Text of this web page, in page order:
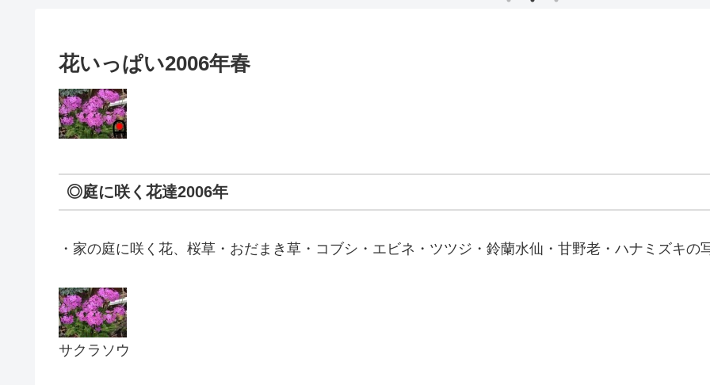
花いっぱい2006年春
◎庭に咲く花達2006年
・家の庭に咲く花、桜草・おだまき草・コブシ・エビネ・ツツジ・鈴蘭水仙・甘野老・ハナミズキの
サクラソウ